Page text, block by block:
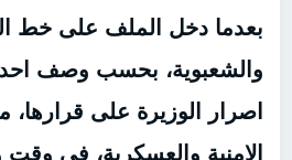
بعدما دخل الملف على خط
والشعبوية، بحسب وصف
اصرار الوزيرة على قرارها،
الامنية والعسكرية، في